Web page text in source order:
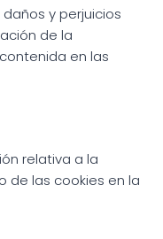
y perjuicios
de la
en las
relativa a la
de las cookies en la